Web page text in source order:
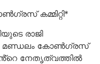
കമ്മിറ്റി*
രാജി
മണ്ഡലം കോൺഗ്രസ്
നേതൃത്വത്തിൽ